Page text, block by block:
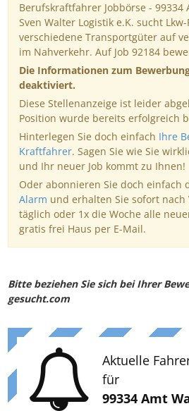
Berufskraftfahrer Jobbörse - 99334
Sven Walter Logistik e.K. sucht
verschiedene Transportgüter auf
im Nahverkehr. Auf Job 92184
Die Informationen zum
deaktiviert.
Diese Stellenanzeige ist leider
Position wurde bereits erfolgreich
Hinterlegen Sie doch einfach Ihre
Kraftfahrer. Sagen Sie wie Sie
und Ihr neuer Job kommt zu Ihnen!
Oder abonnieren Sie doch einfach
Alarm und erhalten Sie sofort
täglich oder 1x die Woche alle
gratis frei Haus per E-Mail.
Bitte beziehen Sie sich bei Ihrer
gesucht.com
Aktuelle
für
99334 Amt